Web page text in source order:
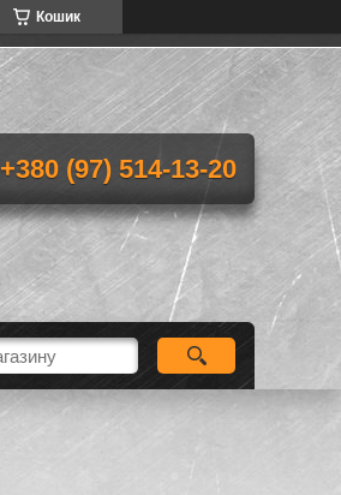
Кошик
+380 (97) 514-13-20